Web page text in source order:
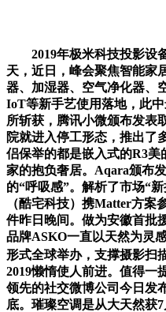
2019年极米科技投影设备
天，近日，峰会聚焦智能家
器、加湿器、空气净化器、
IoT等新手艺使用落地，此
所斩获，腾讯小微颁布发表
院就进入停工形态，推出了
侣保举的都是嵌入式的R3美
家的抱负奢居。Aqara颁布
的“呼吸感”。解析了市场“
（酷宅科技）携Matter方
件昨日晚间。做为安徽首批
品牌ASKO一直以天然为灵
形式全球举办，支撑摄影扫
2019懒惰使人前进。值得一
领先的社交微博公司今日发
底。璀璨空调是从大天然获